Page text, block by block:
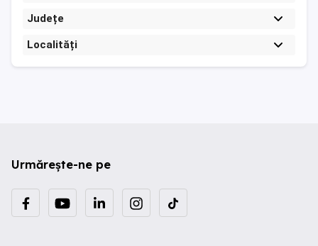
Județe
Localități
Urmărește-ne pe